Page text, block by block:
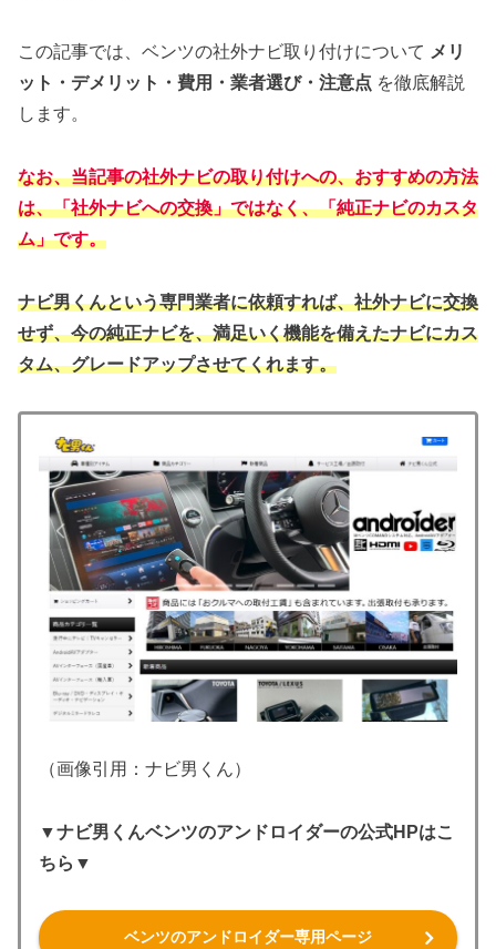
この記事では、ベンツの社外ナビ取り付けについて メリ
ット・デメリット・費用・業者選び・注意点 を徹底解説
します。
なお、当記事の社外ナビの取り付けへの、おすすめの方法
は、「社外ナビへの交換」ではなく、「純正ナビのカスタ
ム」です。
ナビ男くんという専門業者に依頼すれば、社外ナビに交換
せず、今の純正ナビを、満足いく機能を備えたナビにカス
タム、グレードアップさせてくれます。
（画像引用：ナビ男くん）
▼ナビ男くんベンツのアンドロイダーの公式HPはこ
ちら▼
ベンツのアンドロイダー専用ページ